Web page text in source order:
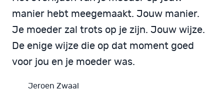
manier hebt meegemaakt. Jouw manier.
Je moeder zal trots op je zijn. Jouw wijze.
De enige wijze die op dat moment goed
voor jou en je moeder was.
Jeroen Zwaal